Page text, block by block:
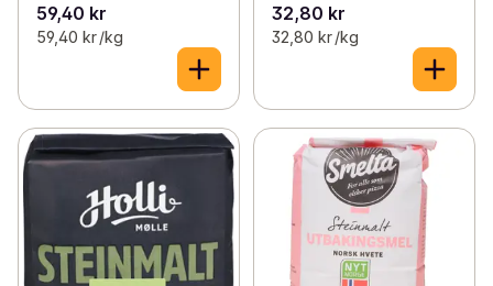
59,40 kr
59,40 kr /kg
32,80 kr
32,80 kr /kg